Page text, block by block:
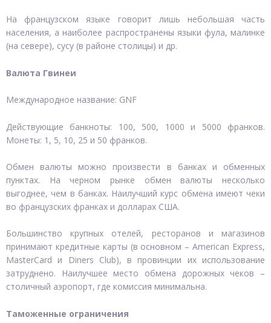
На французском языке говорит лишь небольшая часть
населения, а наиболее распространены языки фула, малинке
(на севере), сусу (в районе столицы) и др.
Валюта Гвинеи
Международное название: GNF
Действующие банкноты: 100, 500, 1000 и 5000 франков.
Монеты: 1, 5, 10, 25 и 50 франков.
Обмен валюты можно произвести в банках и обменных
пунктах. На черном рынке обмен валюты несколько
выгоднее, чем в банках. Наилучший курс обмена имеют чеки
во французских франках и долларах США.
Большинство крупных отелей, ресторанов и магазинов
принимают кредитные карты (в основном – American Express,
MasterCard и Diners Club), в провинции их использование
затруднено. Наилучшее место обмена дорожных чеков –
столичный аэропорт, где комиссия минимальна.
Таможенные ограничения